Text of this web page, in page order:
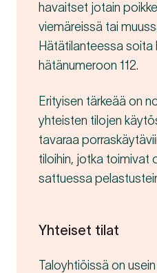
havaitset jotain
viemäreissä tai
Hätätilanteessa soita
hätänumeroon 112.
Erityisen tärkeää on
yhteisten tilojen
tavaraa
tiloihin, jotka toimivat
sattuessa
Yhteiset tilat
Taloyhtiöissä on